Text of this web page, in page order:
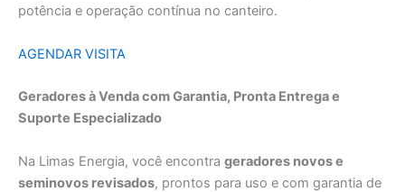
potência e operação contínua no canteiro.
AGENDAR VISITA
Geradores à Venda com Garantia, Pronta Entrega e
Suporte Especializado
Na Limas Energia, você encontra geradores novos e
seminovos revisados, prontos para uso e com garantia de